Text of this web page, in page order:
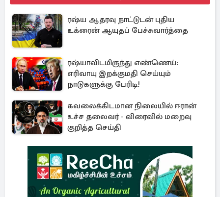
ரஷ்ய ஆதரவு நாட்டுடன் புதிய
உக்ரைன் ஆயுதப் பேச்சுவார்த்தை
ரஷ்யாவிடமிருந்து எண்ணெய்:
எரிவாயு இறக்குமதி செய்யும்
நாடுகளுக்கு பேரிடி!
கவலைக்கிடமான நிலையில் ஈரான்
உச்ச தலைவர் - விரைவில் மறைவு
குறித்த செய்தி